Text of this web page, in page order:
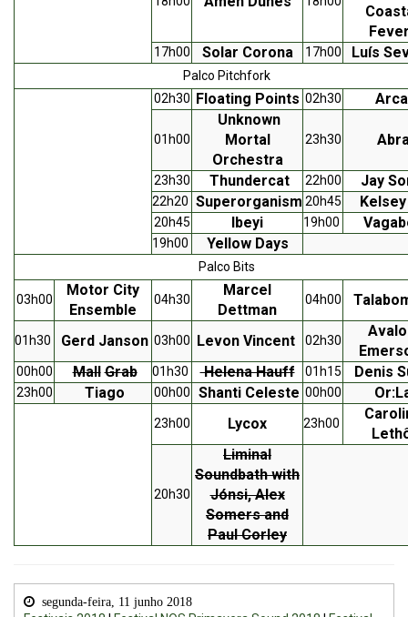
Palco Bits
03h00
Motor City
Ensemble
04h30
Marcel
Dettman
04h00
01h30 Gerd Janson 03h00 Levon Vincent 02h30
00h00 Mall Grab 01h30 Helena Hauff 01h15 Denis
23h00 Tiago 00h00 Shanti Celeste 00h00
23h00 Lycox 23h00
20h30
Liminal
Soundbath with
Jónsi, Alex
Somers and
Paul Corley
17h00 Solar Corona 17h00 Luís
Palco Pitchfork
02h30
Floating Points 02h30 Arca
01h00
Unknown
Mortal
Orchestra
23h30
23h30 Thundercat 22h00 Jay
22h20 Superorganism 20h45
20h45 Ibeyi 19h00
19h00 Yellow Days
segunda-feira, 11 junho 2018